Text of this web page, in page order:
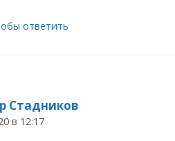
ответить
Стадников
в 12:17